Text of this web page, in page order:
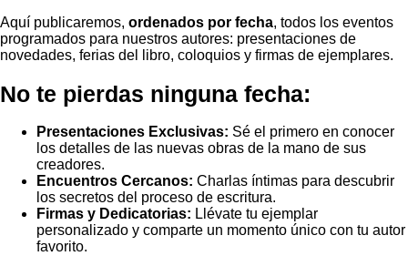
Aquí publicaremos, ordenados por fecha, todos los eventos
programados para nuestros autores: presentaciones de
novedades, ferias del libro, coloquios y firmas de ejemplares.
No te pierdas ninguna fecha:
Presentaciones Exclusivas: Sé el primero en conocer
los detalles de las nuevas obras de la mano de sus
creadores.
Encuentros Cercanos: Charlas íntimas para descubrir
los secretos del proceso de escritura.
Firmas y Dedicatorias: Llévate tu ejemplar
personalizado y comparte un momento único con tu autor
favorito.